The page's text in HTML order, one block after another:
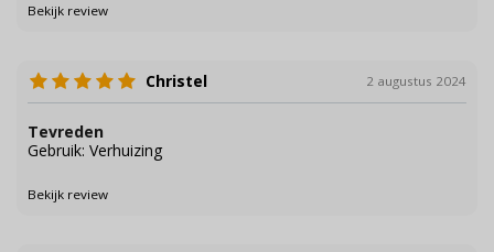
Bekijk review
Christel 2 augustus 2024
Tevreden
Gebruik: Verhuizing
Bekijk review